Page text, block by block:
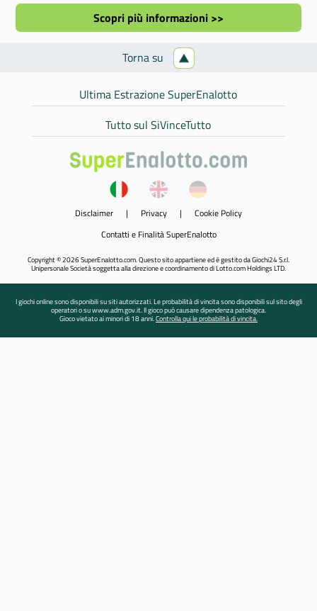
Scopri più informazioni >>
Torna su
Ultima Estrazione SuperEnalotto
Tutto sul SiVinceTutto
Disclaimer | Privacy | Cookie Policy
Contatti e Finalità SuperEnalotto
Copyright © 2026 SuperEnalotto.com. Questo sito appartiene ed è gestito da Giochi24 S.r.l.
Unipersonale Società soggetta alla direzione e coordinamento di Lotto.com Holdings LTD.
I giochi online sono disponibili su siti autorizzati. Le probabilità di vincita sono disponibili sul sito degli
operatori o su www.adm.gov.it. Il gioco può causare dipendenza patologica.
Gioco vietato ai minori di 18 anni.Controlla qui le probabilità di vincita.